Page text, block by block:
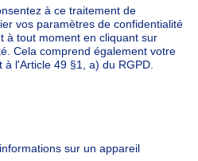
Pays-bas
Outils
Belfius